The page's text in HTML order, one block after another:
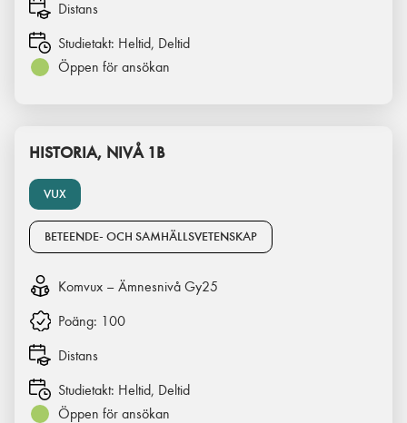
Distans
Studietakt: Heltid, Deltid
Öppen för ansökan
VUX
HISTORIA, NIVÅ 1B
BETEENDE- OCH SAMHÄLLSVETENSKAP
Komvux – Ämnesnivå Gy25
Poäng: 100
Distans
Studietakt: Heltid, Deltid
Öppen för ansökan